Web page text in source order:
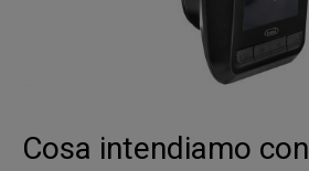
Cosa intendiamo con